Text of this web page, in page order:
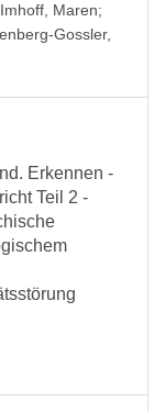
Imhoff, Maren;
Gossler,
Erkennen -
Teil 2 -